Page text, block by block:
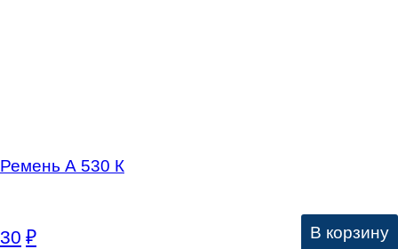
Ремень А 530 К
30 ₽ В корзину